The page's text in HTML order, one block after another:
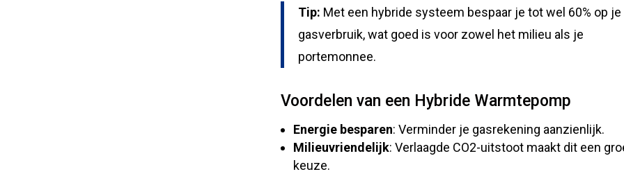
Tip: Met een hybride systeem bespaar je tot wel 60% op je
gasverbruik, wat goed is voor zowel het milieu als je
portemonnee.
Voordelen van een Hybride Warmtepomp
Energie besparen: Verminder je gasrekening aanzienlijk.
Milieuvriendelijk: Verlaagde CO2-uitstoot maakt dit een
keuze.